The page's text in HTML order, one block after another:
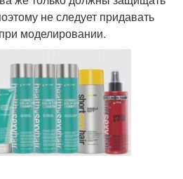
не следует придавать
моделировании.